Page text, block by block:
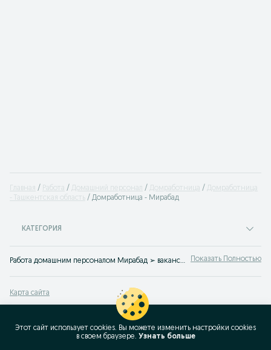
Главная Работа Домашний персонал Домработница
Домработница
- Ташкентская область
Домработница - Мирабад
КАТЕГОРИЯ
Работа домашним персоналом Мирабад ➢ вакансии на позицию няни, горничной, сиделки. Все предложения агентств и частных лиц ⮞⮞ OLX.uz Показать Полностью
Карта сайта
Карта бизнес-страницы
Популярные запросы
Этот сайт использует cookies. Вы можете изменить настройки cookies
в своeм браузере. Узнать больше